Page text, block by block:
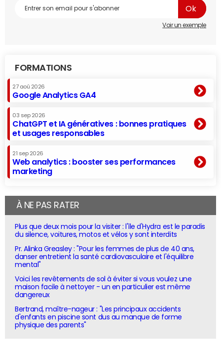
Voir un exemple
FORMATIONS
27 aoû 2026
Google Analytics GA4
03 sep 2026
ChatGPT et IA génératives : bonnes pratiques
et usages responsables
21 sep 2026
Web analytics : booster ses performances
marketing
À NE PAS RATER
Plus que deux mois pour la visiter : l'île d'Hydra est le paradis
du silence, voitures, motos et vélos y sont interdits
Pr. Alinka Greasley : "Pour les femmes de plus de 40 ans,
danser entretient la santé cardiovasculaire et l'équilibre
mental"
Voici les revêtements de sol à éviter si vous voulez une
maison facile à nettoyer - un en particulier est même
dangereux
Bertrand, maître-nageur : "Les principaux accidents
d'enfants en piscine sont dus au manque de forme
physique des parents"